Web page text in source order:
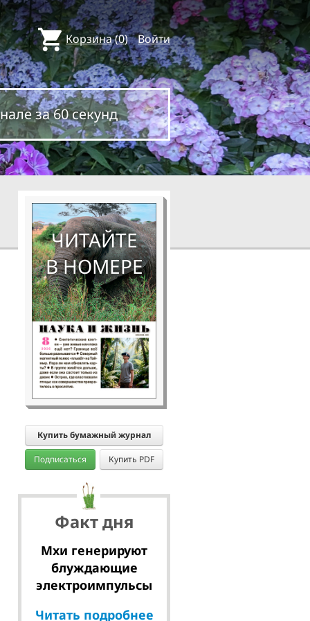
Корзина(0) Войти
за 60 секунд
ЧИТАЙТЕ
В НОМЕРЕ
Купить бумажный журнал
Подписаться Купить PDF
Факт дня
Мхи генерируют
блуждающие
электроимпульсы
Читать подробнее